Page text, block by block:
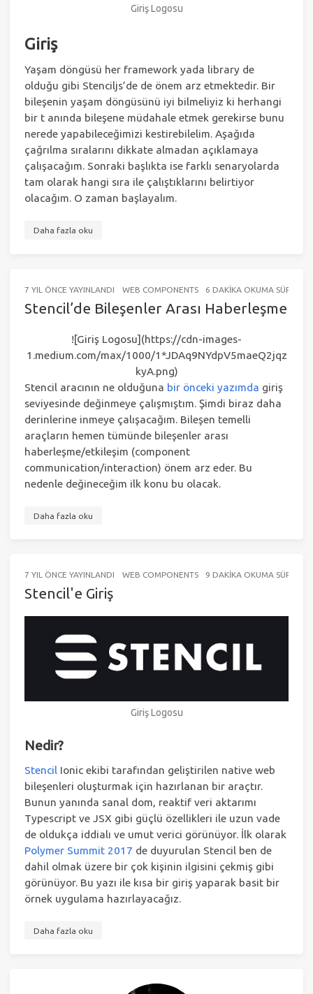
Giriş Logosu
Giriş
Yaşam döngüsü her framework yada library de
olduğu gibi Stenciljs’de de önem arz etmektedir. Bir
bileşenin yaşam döngüsünü iyi bilmeliyiz ki herhangi
bir t anında bileşene müdahale etmek gerekirse bunu
nerede yapabileceğimizi kestirebilelim. Aşağıda
çağrılma sıralarını dikkate almadan açıklamaya
çalışacağım. Sonraki başlıkta ise farklı senaryolarda
tam olarak hangi sıra ile çalıştıklarını belirtiyor
olacağım. O zaman başlayalım.
Daha fazla oku
7 YIL ÖNCE YAYINLANDI WEB COMPONENTS 6 DAKIKA OKUMA SÜRESI
Stencil’de Bileşenler Arası Haberleşme
![Giriş Logosu](https://cdn-images-
1.medium.com/max/1000/1*JDAq9NYdpV5maeQ2jqz
kyA.png)
Stencil aracının ne olduğuna bir önceki yazımda giriş
seviyesinde değinmeye çalışmıştım. Şimdi biraz daha
derinlerine inmeye çalışacağım. Bileşen temelli
araçların hemen tümünde bileşenler arası
haberleşme/etkileşim (component
communication/interaction) önem arz eder. Bu
nedenle değineceğim ilk konu bu olacak.
Daha fazla oku
7 YIL ÖNCE YAYINLANDI WEB COMPONENTS 9 DAKIKA OKUMA SÜRESI
Stencil'e Giriş
Giriş Logosu
Nedir?
Stencil Ionic ekibi tarafından geliştirilen native web
bileşenleri oluşturmak için hazırlanan bir araçtır.
Bunun yanında sanal dom, reaktif veri aktarımı
Typescript ve JSX gibi güçlü özellikleri ile uzun vade
de oldukça iddialı ve umut verici görünüyor. İlk olarak
Polymer Summit 2017 de duyurulan Stencil ben de
dahil olmak üzere bir çok kişinin ilgisini çekmiş gibi
görünüyor. Bu yazı ile kısa bir giriş yaparak basit bir
örnek uygulama hazırlayacağız.
Daha fazla oku